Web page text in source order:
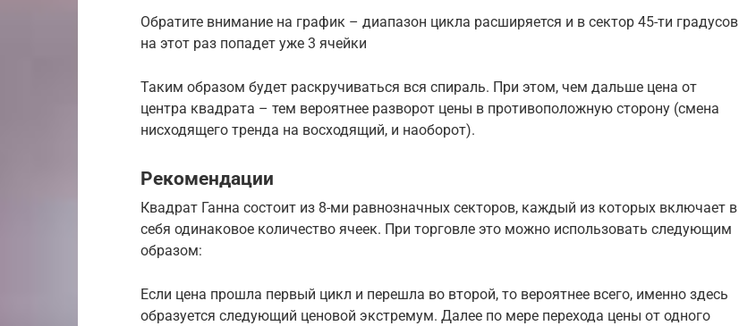
Обратите внимание на график – диапазон цикла расширяется и в сектор 45-ти градусов
на этот раз попадет уже 3 ячейки
Таким образом будет раскручиваться вся спираль. При этом, чем дальше цена от
центра квадрата – тем вероятнее разворот цены в противоположную сторону (смена
нисходящего тренда на восходящий, и наоборот).
Рекомендации
Квадрат Ганна состоит из 8-ми равнозначных секторов, каждый из которых включает в
себя одинаковое количество ячеек. При торговле это можно использовать следующим
образом:
Если цена прошла первый цикл и перешла во второй, то вероятнее всего, именно здесь
образуется следующий ценовой экстремум. Далее по мере перехода цены от одного